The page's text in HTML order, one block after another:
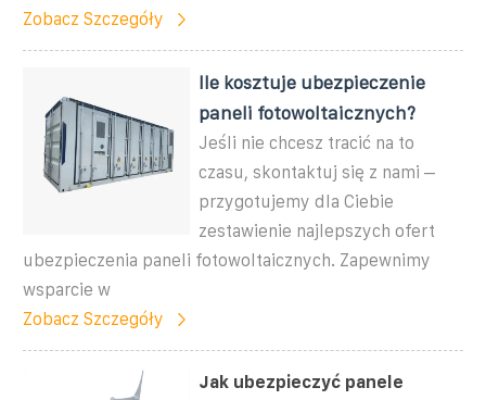
Zobacz Szczegóły
Ile kosztuje ubezpieczenie
paneli fotowoltaicznych?
Jeśli nie chcesz tracić na to
czasu, skontaktuj się z nami –
przygotujemy dla Ciebie
zestawienie najlepszych ofert
ubezpieczenia paneli fotowoltaicznych. Zapewnimy
wsparcie w
Zobacz Szczegóły
Jak ubezpieczyć panele